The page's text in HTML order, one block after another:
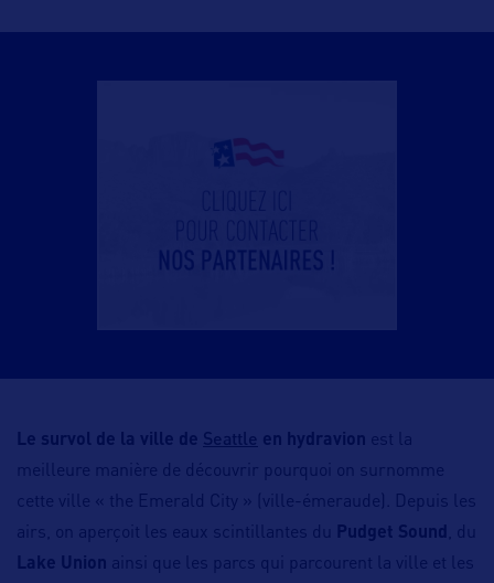
Le survol de la ville de Seattle en hydravion est la
meilleure manière de découvrir pourquoi on surnomme
cette ville « the Emerald City » (ville-émeraude). Depuis les
airs, on aperçoit les eaux scintillantes du
Pudget Sound
, du
Lake Union ainsi que les parcs qui parcourent la ville et les